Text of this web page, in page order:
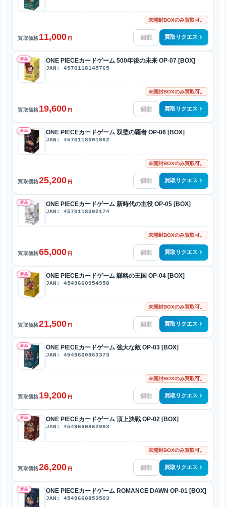
未開封BOXのみ買取可。
買取価格11,000 円 買取リクエスト
新品 ONE PIECEカードゲーム 500年後の未来 OP-07 [BOX]
JAN: 4570118145765
未開封BOXのみ買取可。
買取価格19,600 円 買取リクエスト
新品 ONE PIECEカードゲーム 双璧の覇者 OP-06 [BOX]
JAN: 4570118001962
未開封BOXのみ買取可。
買取価格25,200 円 買取リクエスト
新品 ONE PIECEカードゲーム 新時代の主役 OP-05 [BOX]
JAN: 4570118002174
未開封BOXのみ買取可。
買取価格65,000 円 買取リクエスト
新品 ONE PIECEカードゲーム 謀略の王国 OP-04 [BOX]
JAN: 4549660954958
未開封BOXのみ買取可。
買取価格21,500 円 買取リクエスト
新品 ONE PIECEカードゲーム 強大な敵 OP-03 [BOX]
JAN: 4549660863373
未開封BOXのみ買取可。
買取価格19,200 円 買取リクエスト
新品 ONE PIECEカードゲーム 頂上決戦 OP-02 [BOX]
JAN: 4549660862963
未開封BOXのみ買取可。
買取価格26,200 円 買取リクエスト
新品 ONE PIECEカードゲーム ROMANCE DAWN OP-01 [BOX]
JAN: 4549660853503